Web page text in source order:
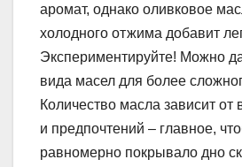
аромат, однако оливковое
холодного отжима добавит
Экспериментируйте! Можно
вида масел для более
Количество масла зависит
и предпочтений – главное,
равномерно покрывало дно